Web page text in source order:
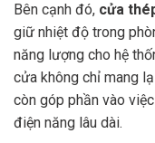
Bên cạnh đó, cửa
giữ nhiệt độ trong
năng lượng cho hệ
cửa không chỉ mang
còn góp phần vào
điện năng lâu dài.